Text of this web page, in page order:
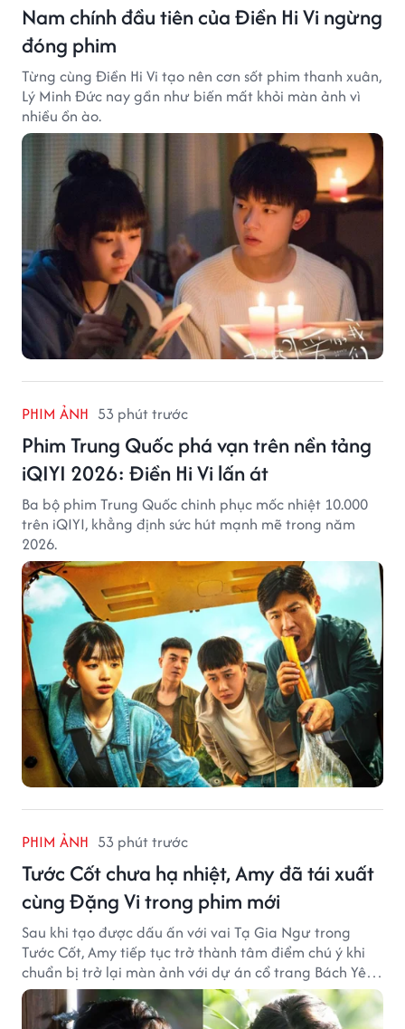
Nam chính đầu tiên của Điền Hi Vi ngừng
đóng phim
Từng cùng Điền Hi Vi tạo nên cơn sốt phim thanh xuân,
Lý Minh Đức nay gần như biến mất khỏi màn ảnh vì
nhiều ồn ào.
PHIM ẢNH 53 phút trước
Phim Trung Quốc phá vạn trên nền tảng
iQIYI 2026: Điền Hi Vi lấn át
Ba bộ phim Trung Quốc chinh phục mốc nhiệt 10.000
trên iQIYI, khẳng định sức hút mạnh mẽ trong năm
2026.
PHIM ẢNH 53 phút trước
Tước Cốt chưa hạ nhiệt, Amy đã tái xuất
cùng Đặng Vi trong phim mới
Sau khi tạo được dấu ấn với vai Tạ Gia Ngư trong
Tước Cốt, Amy tiếp tục trở thành tâm điểm chú ý khi
chuẩn bị trở lại màn ảnh với dự án cổ trang Bách Yêu
Phổ.